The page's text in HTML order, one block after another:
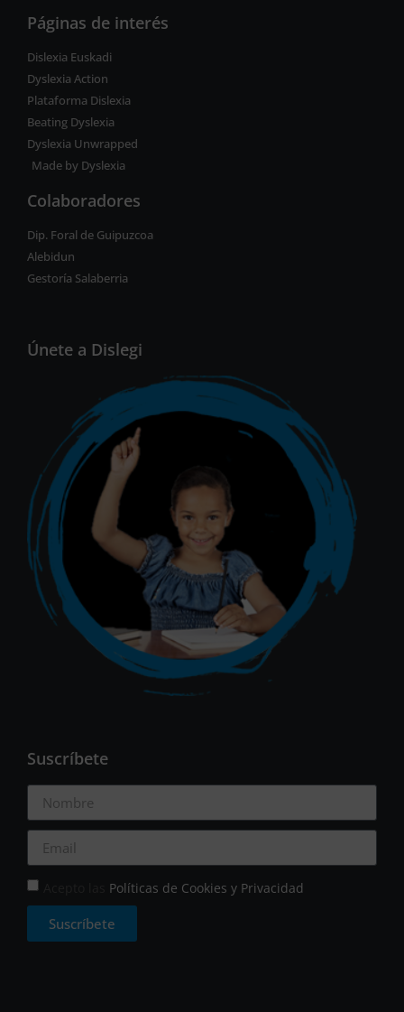
Páginas de interés
Dislexia Euskadi
Dyslexia Action
Plataforma Dislexia
Beating Dyslexia
Dyslexia Unwrapped
Made by Dyslexia
Colaboradores
Dip. Foral de Guipuzcoa
Alebidun
Gestoría Salaberria
Únete a Dislegi
Suscríbete
Políticas de Cookies y Privacidad
Suscríbete